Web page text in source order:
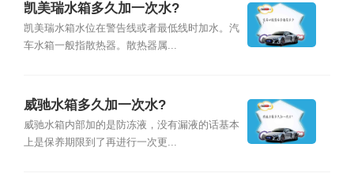
凯美瑞水箱多久加一次水?
凯美瑞水箱水位在警告线或者最低线时加水。汽
车水箱一般指散热器。散热器属...
威驰水箱多久加一次水?
威驰水箱内部加的是防冻液，没有漏液的话基本
上是保养期限到了再进行一次更...